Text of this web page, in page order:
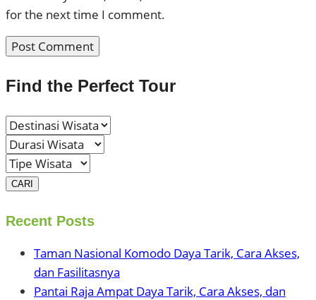
for the next time I comment.
Find the Perfect Tour
CARI
Recent Posts
Taman Nasional Komodo Daya Tarik, Cara Akses,
dan Fasilitasnya
Pantai Raja Ampat Daya Tarik, Cara Akses, dan